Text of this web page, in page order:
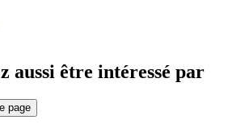
aussi être intéressé par
page